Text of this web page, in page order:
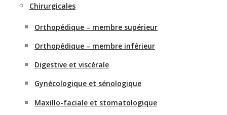
Chirurgicales
Orthopédique – membre supérieur
Orthopédique – membre inférieur
Digestive et viscérale
Gynécologique et sénologique
Maxillo-faciale et stomatologique